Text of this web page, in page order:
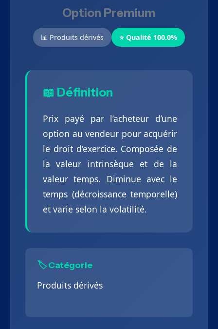
Option Premium
📊 Produits dérivés ⭐ Qualité 100.0%
📖 Définition
Prix payé par l’acheteur d’une
option au vendeur pour acquérir
le droit d’exercice. Composée de
la valeur intrinsèque et de la
valeur temps. Diminue avec le
temps (décroissance temporelle)
et varie selon la volatilité.
🏷️ Catégorie
Produits dérivés